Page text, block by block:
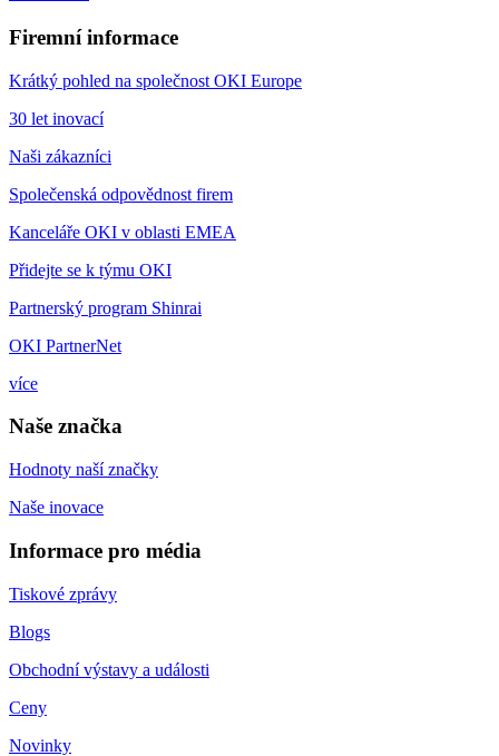
Firemní informace
Krátký pohled na společnost OKI Europe
30 let inovací
Naši zákazníci
Společenská odpovědnost firem
Kanceláře OKI v oblasti EMEA
Přidejte se k týmu OKI
Partnerský program Shinrai
OKI PartnerNet
více
Naše značka
Hodnoty naší značky
Naše inovace
Informace pro média
Tiskové zprávy
Blogs
Obchodní výstavy a události
Ceny
Novinky